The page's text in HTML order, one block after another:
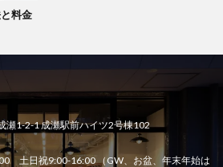
料金
瀬1-2-1 成瀬駅前ハイツ2号棟102
土日祝9:00-16:00 （GW、お盆、年末年始は